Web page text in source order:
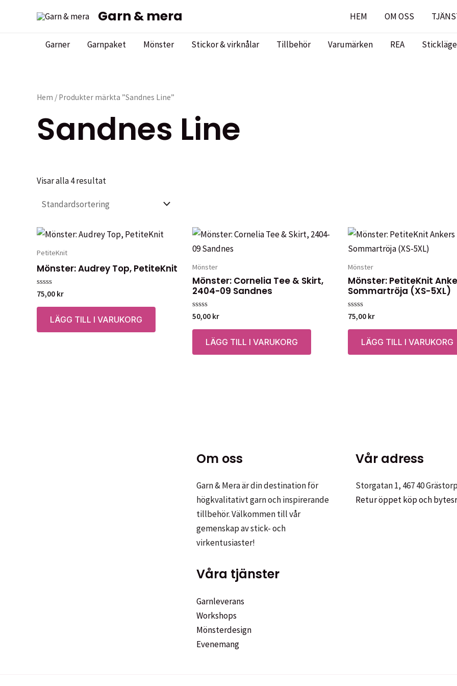
Garn & mera HEM OM OSS
Garner Garnpaket Mönster Stickor & virknålar Tillbehör Varumärken REA
Hem / Produkter märkta ”Sandnes Line”
Sandnes Line
Visar alla 4 resultat
PetiteKnit
Mönster: Audrey Top, PetiteKnit
Betygsatt
av
75,00 kr
LÄGG TILL I VARUKORG
Mönster
Mönster: Cornelia Tee & Skirt,
2404-09 Sandnes
Betygsatt
av
50,00 kr
LÄGG TILL I VARUKORG
Mönster
Mönster: PetiteKnit
Sommartröja (XS-5XL)
Betygsatt
av
75,00 kr
LÄGG TILL I VARUKORG
Om oss
Garn & Mera är din destination för
högkvalitativt garn och inspirerande
tillbehör. Välkommen till vår
gemenskap av stick- och
virkentusiaster!
Våra tjänster
Garnleverans
Workshops
Mönsterdesign
Evenemang
Vår adress
Storgatan 1, 467 40 Grästorp
Retur öppet köp och